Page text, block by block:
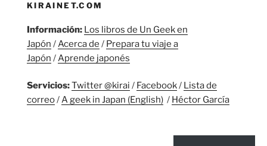
KIRAINET.COM
Información: Los libros de Un Geek en
Japón /Acerca de / Prepara tu viaje a
Japón /Aprende japonés
Servicios:Twitter @kirai / Facebook/ Lista de
correo/A geek in Japan (English) / Héctor García